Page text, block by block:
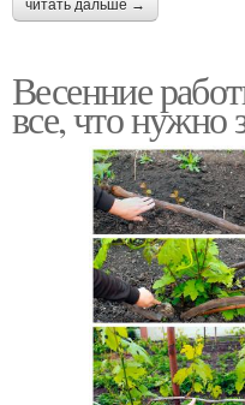
читать дальше →
Весенние
все, что нужно